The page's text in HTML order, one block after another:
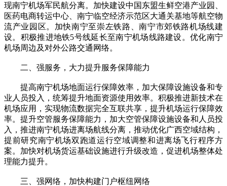
现南宁机场军民航分离。加快建设中国东盟生鲜空港产业园、
医药电商转运中心、南宁临空经济示范区大通关基地等航空物
流产业园区。加快南宁至崇左铁路、南宁市郊铁路机场线建
设。积极推进地铁5号线延长至南宁机场线路建设。优化南宁
机场周边及对外公路交通网络。
二、强服务，大力提升服务保障能力
提高南宁机场地面运行保障效率，加大保障设施设备和专
业人员投入，统筹提升地面资源使用效率。积极推进新技术在
机场应用，实现物流数据完全互联共享，提升机场运行保障效
率。提升空管服务保障能力，加大空管保障设施设备和人员投
入，推进南宁机场进离场航线分离，推动优化广西空域结构，
提前研究南宁机场双跑道运行空域调整和进离场飞行程序方
案。加快对机场货运基础设施进行升级改造，促进机场整体处
理能力提升。
三、强网络，加快构建门户枢纽网络